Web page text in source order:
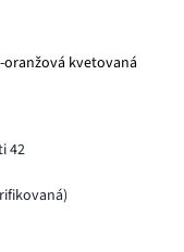
oranžová kvetovaná
42